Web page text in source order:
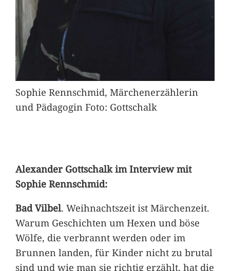
Sophie Rennschmid, Märchenerzählerin
und Pädagogin Foto: Gottschalk
Alexander Gottschalk im Interview mit
Sophie Rennschmid:
Bad Vilbel. Weihnachtszeit ist Märchenzeit.
Warum Geschichten um Hexen und böse
Wölfe, die verbrannt werden oder im
Brunnen landen, für Kinder nicht zu brutal
sind und wie man sie richtig erzählt, hat die